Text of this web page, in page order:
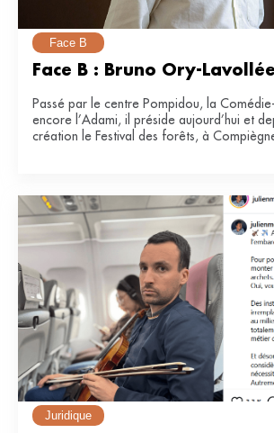
Face B
Face B : Bruno Ory-Lavollée
Passé par le centre Pompidou, la
encore l’Adami, il préside aujourd’hui et
création le Festival des forêts, à
Juridique